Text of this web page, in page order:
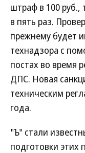
штраф в 100 руб.,
в пять раз.
прежнему будет
технадзора с
постах во время
ДПС. Новая
техническим
года.
"Ъ" стали
подготовки этих